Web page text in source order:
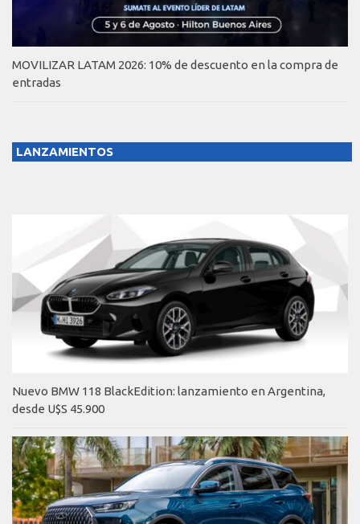
MOVILIZAR LATAM 2026: 10% de descuento en la compra de
entradas
LANZAMIENTOS
Nuevo BMW 118 BlackEdition: lanzamiento en Argentina,
desde U$S 45.900